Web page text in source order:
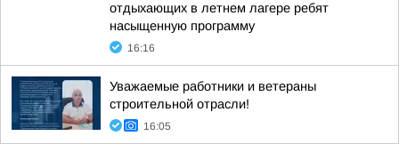
отдыхающих в летнем лагере ребят
насыщенную программу
16:16
Уважаемые работники и ветераны
строительной отрасли!
16:05